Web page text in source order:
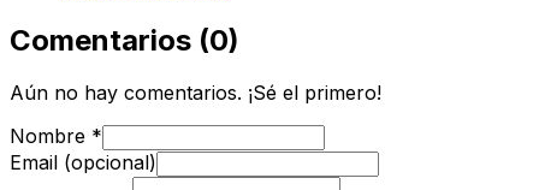
Comentarios (0)
Aún no hay comentarios. ¡Sé el primero!
Nombre *
Email (opcional)